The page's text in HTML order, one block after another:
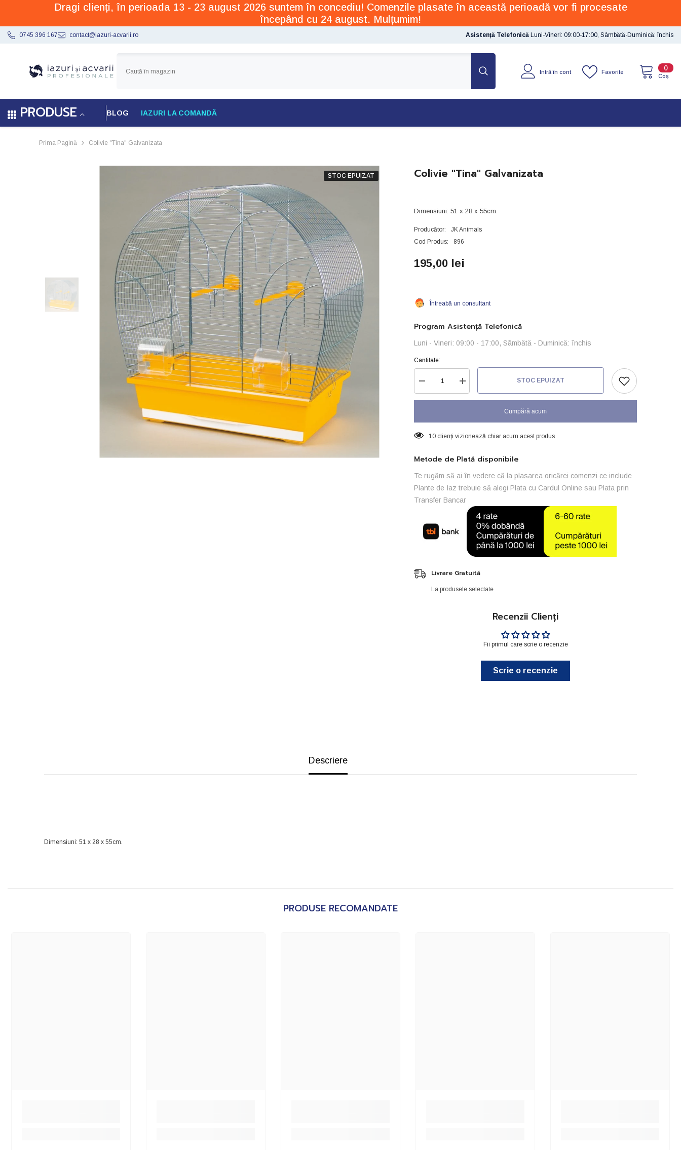
SARI LA CONȚINUTDragi clienți, în perioada 13 - 23 august 2026 suntem în concediu! Comenzile plasate în această perioadă vor fi procesate
începând cu 24 august. Mulțumim!
0745 396 167 contact@iazuri-acvarii.ro Asistență Telefonică Luni-Vineri: 09:00-17:00, Sâmbătă-Duminică: închis
00
Coș
Favorite
Intră în cont
PRODUSE BLOG IAZURI LA COMANDĂ
Prima Pagină Colivie "Tina" Galvanizata
STOC EPUIZAT Colivie "Tina" Galvanizata
Dimensiuni: 51 x 28 x 55cm.
Producător:
JK Animals
Cod Produs:
896
195,00 lei
Întreabă un consultant
Program Asistență Telefonică
Luni - Vineri: 09:00 - 17:00, Sâmbătă - Duminică: închis
Cantitate:
Reduceți
cantitatea
pentru
galvanizata
Creșteți
cantitatea
pentru
&quot;Tina&quot;
galvanizata
STOC EPUIZAT
Cumpără acum
10 clienți vizionează chiar acum acest produs
Metode de Plată disponibile
Te rugăm să ai în vedere că la plasarea oricărei comenzi ce include
Plante de Iaz trebuie să alegi Plata cu Cardul Online sau Plata prin
Transfer Bancar
Livrare Gratuită
La produsele selectate
Recenzii Clienți
Fii primul care scrie o recenzie
Scrie o recenzie
Descriere
Dimensiuni: 51 x 28 x 55cm.
PRODUSE RECOMANDATE